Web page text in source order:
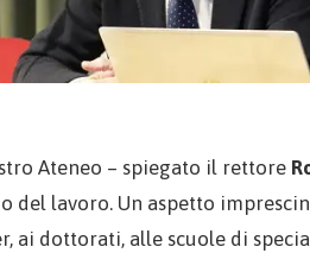
Ateneo – spiegato il rettore
del lavoro. Un aspetto
ai dottorati, alle scuole di